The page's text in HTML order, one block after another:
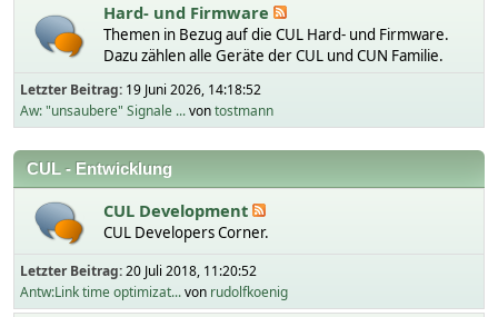
Hard- und Firmware
Themen in Bezug auf die CUL Hard- und Firmware.
Dazu zählen alle Geräte der CUL und CUN Familie.
Letzter Beitrag: 19 Juni 2026, 14:18:52
Aw: "unsaubere" Signale ...vontostmann
CUL - Entwicklung
CUL Development
CUL Developers Corner.
Letzter Beitrag:20 Juli 2018, 11:20:52
Antw:Link time optimizat...von rudolfkoenig